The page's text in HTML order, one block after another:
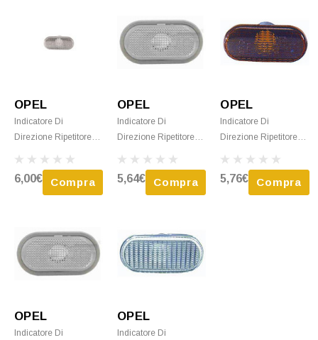
OPEL
Indicatore Di
Direzione Ripetitore
OPEL MOVANO I
Fase 1, 1999-2003,
6,00€ Compra
OPEL
Indicatore Di
Direzione Ripetitore
OPEL MOVANO I
Ph.2, 2003-2010,
5,64€ Compra
OPEL
Indicatore Di
Direzione Ripetitore
OPEL MOVANO I
Fase 1, 1999-2003,
5,76€ Compra
OPEL
Indicatore Di
OPEL
Indicatore Di